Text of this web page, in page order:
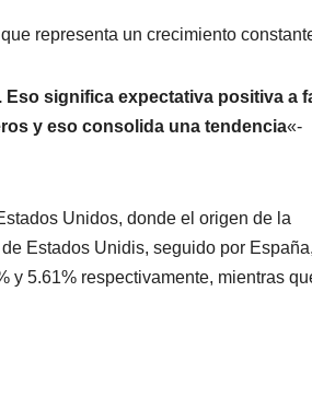
representa un crecimiento
significa expectativa positiva a
y eso consolida una tendencia«-
Unidos, donde el origen de la
Estados Unidis, seguido por
y 5.61% respectivamente, mientras